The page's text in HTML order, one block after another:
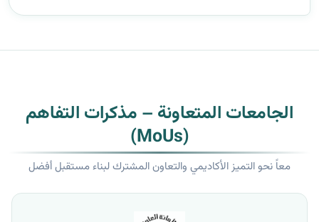
الجامعات المتعاونة – مذكرات التفاهم
(MoUs)
معاً نحو التميز الأكاديمي والتعاون المشترك لبناء مستقبل أفضل